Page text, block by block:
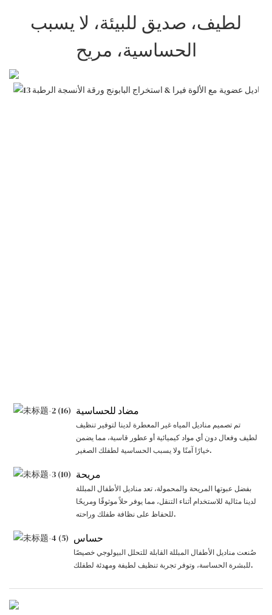
لطيف، صديق للبيئة، لا يسبب
الحساسية، مريح
مضاد للحساسية
تم تصميم مناديل المياه غير المعطرة لدينا لتوفير تنظيف
لطيف وفعال دون أي مواد كيميائية أو عطور قاسية، مما يضمن
خيارًا آمنًا ولا يسبب الحساسية لطفلك الصغير.
مريحة
بفضل عبوتها المريحة والمحمولة، تعد مناديل الأطفال المبللة
لدينا مثالية للاستخدام أثناء التنقل، مما يوفر حلاً موثوقًا ومريحًا
للحفاظ على نظافة طفلك وراحته.
حساس
صُنعت مناديل الأطفال المبللة القابلة للتحلل البيولوجي خصيصًا
للبشرة الحساسة، وتوفر تجربة تنظيف لطيفة ومهدئة لطفلك.